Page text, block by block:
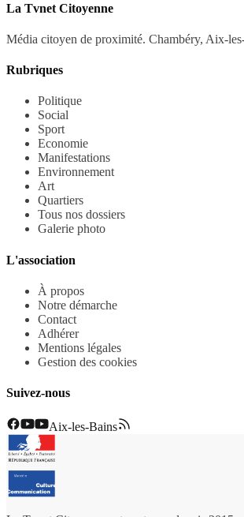
La Tvnet Citoyenne
Média citoyen de proximité. Chambéry, Aix-
Rubriques
Politique
Social
Sport
Economie
Manifestations
Environnement
Art
Quartiers
Tous nos dossiers
Galerie photo
L'association
À propos
Notre démarche
Contact
Adhérer
Mentions légales
Gestion des cookies
Suivez-nous
Aix-les-Bains